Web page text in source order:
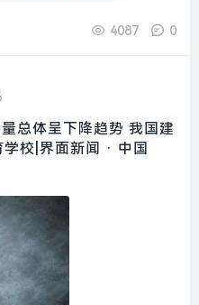
4087 0
总体呈下降趋势 我国建
校|界面新闻 · 中国